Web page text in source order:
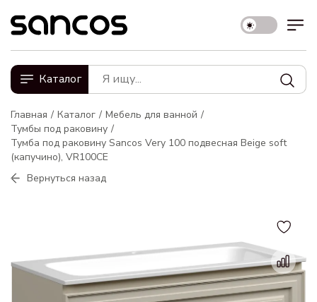
Каталог
Главная Каталог
Мебель для ванной
Тумбы под раковину
Тумба под раковину Sancos Very 100 подвесная Beige soft
(капучино), VR100CE
Вернуться назад